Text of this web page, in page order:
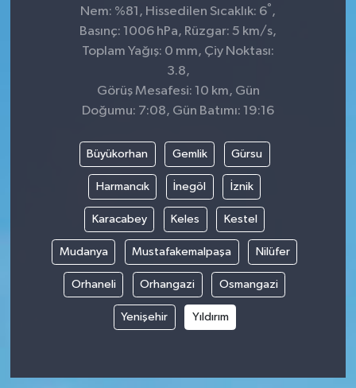
Nem: %81, Hissedilen Sıcaklık: 6° ,
Basınç: 1006 hPa, Rüzgar: 5 km/s,
Toplam Yağış: 0 mm, Çiy Noktası:
3.8,
Görüş Mesafesi: 10 km, Gün
Doğumu: 7:08, Gün Batımı: 19:16
Büyükorhan Gemlik Gürsu
Harmancık İnegöl İznik
Karacabey Keles Kestel
Mudanya Mustafakemalpaşa Nilüfer
Orhaneli Orhangazi Osmangazi
Yenişehir Yıldırım